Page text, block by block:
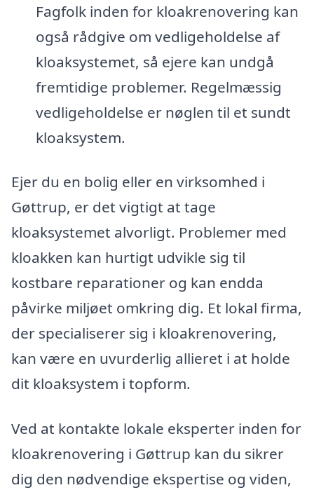
Fagfolk inden for kloakrenovering kan
også rådgive om vedligeholdelse af
kloaksystemet, så ejere kan undgå
fremtidige problemer. Regelmæssig
vedligeholdelse er nøglen til et sundt
kloaksystem.
Ejer du en bolig eller en virksomhed i
Gøttrup, er det vigtigt at tage
kloaksystemet alvorligt. Problemer med
kloakken kan hurtigt udvikle sig til
kostbare reparationer og kan endda
påvirke miljøet omkring dig. Et lokal firma,
der specialiserer sig i kloakrenovering,
kan være en uvurderlig allieret i at holde
dit kloaksystem i topform.
Ved at kontakte lokale eksperter inden for
kloakrenovering i Gøttrup kan du sikrer
dig den nødvendige ekspertise og viden,